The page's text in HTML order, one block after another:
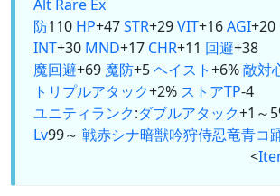
Alt Rare Ex
防110 HP+47STR+29VIT+16AGI+20
INT+30 MND+17 CHR+11 回避+38
魔回避+69 魔防+5ヘイスト+6%敵対
トリプルアタック+2% ストアTP-4
ユニティランク:ダブルアタック+1～
Lv99～ 戦赤シナ暗獣吟狩侍忍竜青コ
<